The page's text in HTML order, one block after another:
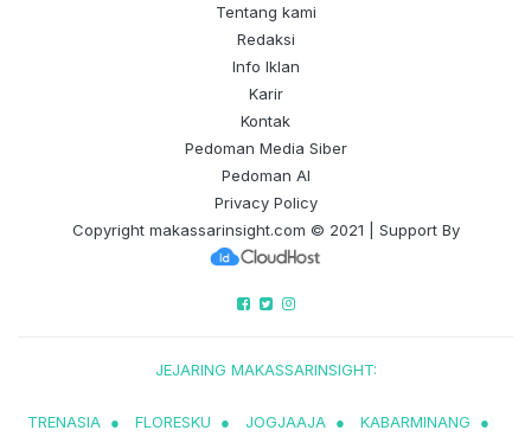
Tentang kami
Redaksi
Info Iklan
Karir
Kontak
Pedoman Media Siber
Pedoman AI
Privacy Policy
Copyright makassarinsight.com © 2021 | Support By
JEJARING MAKASSARINSIGHT:
TRENASIA ● FLORESKU ● JOGJAAJA ● KABARMINANG
●